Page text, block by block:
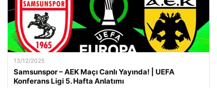
13/12/2025
Samsunspor – AEK Maçı Canlı Yayında! | UEFA
Konferans Ligi 5. Hafta Anlatımı